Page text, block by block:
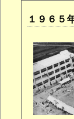
１９６５